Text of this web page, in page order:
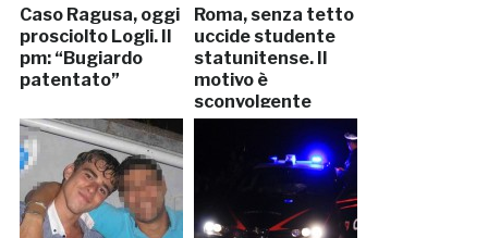
Caso Ragusa, oggi
prosciolto Logli. Il
pm: “Bugiardo
patentato”
Roma, senza tetto
uccide studente
statunitense. Il
motivo è
sconvolgente